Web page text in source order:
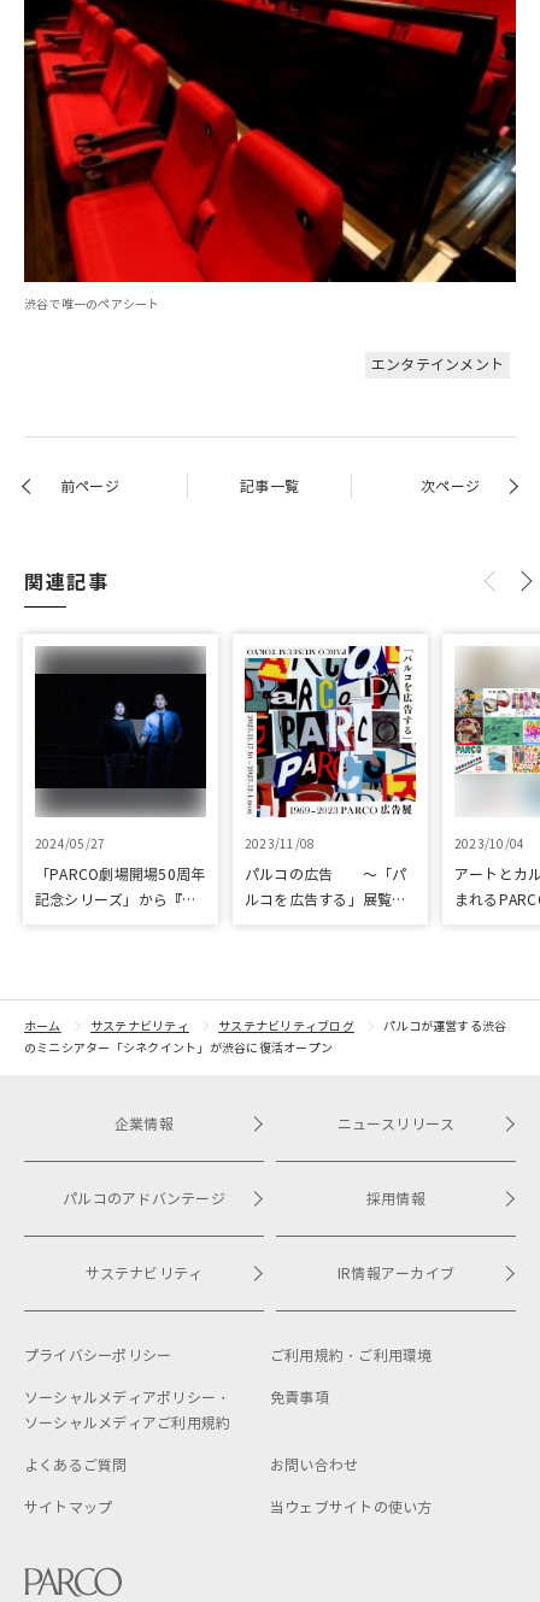
渋谷で唯一のペアシート
エンタテインメント
前ページ 記事一覧 次ページ
関連記事
2024/05/27
「PARCO劇場開場50周年
記念シリーズ」から『ラ
2023/11/08
パルコの広告 ～「パ
ルコを広告する」展覧会
2023/10/04
アートとカ
まれる
ホーム サステナビリティ サステナビリティブログ
パルコが運営する渋谷
のミニシアター「シネクイント」が渋谷に復活オープン
企業情報
パルコのアドバンテージ
サステナビリティ
ニュースリリース
採用情報
IR情報アーカイブ
プライバシーポリシー ご利用規約・ ご利用環境
ソーシャルメディアポリシー・
ソーシャルメディアご利用規約
免責事項
よくあるご質問 お問い合わせ
サイトマップ 当ウェブサイトの使い方